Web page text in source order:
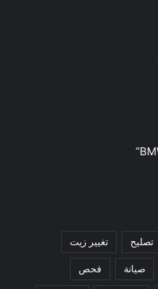
تصليح تغيير زيت
صيانة فحص